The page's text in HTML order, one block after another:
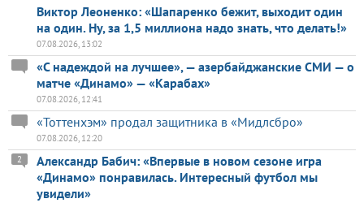
Виктор Леоненко: «Шапаренко бежит, выходит один
на один. Ну, за 1,5 миллиона надо знать, что делать!»
07.08.2026, 13:02
«С надеждой на лучшее», — азербайджанские СМИ — о
матче «Динамо» — «Карабах»
07.08.2026, 12:41
«Тоттенхэм» продал защитника в «Мидлсбро»
07.08.2026, 12:20
Александр Бабич: «Впервые в новом сезоне игра
«Динамо» понравилась. Интересный футбол мы
увидели»
2